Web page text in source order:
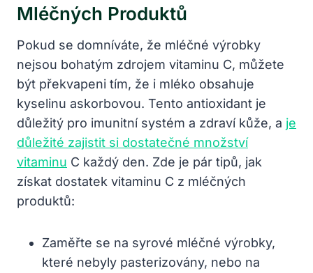
Mléčných Produktů
Pokud se domníváte, že mléčné výrobky
nejsou bohatým zdrojem vitaminu C, můžete
být překvapeni tím, že i mléko obsahuje
kyselinu askorbovou. Tento antioxidant je
důležitý pro imunitní systém a zdraví kůže, a je
důležité zajistit si dostatečné množství
vitaminu C každý den. Zde je pár tipů, jak
získat dostatek vitaminu C z mléčných
produktů:
Zaměřte se na syrové mléčné výrobky,
které nebyly pasterizovány, nebo na